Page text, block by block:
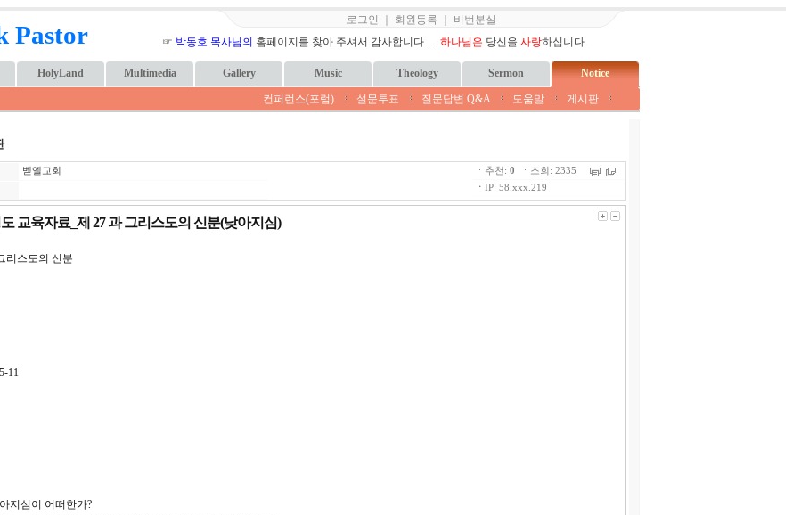
Pastor
로그인 회원등록
비번분실
☞ 박동호 목사님의 홈페이지를 찾아 주셔서 감사합니다......하나님은 당신을 사랑하십니다.
HolyLand Multimedia Gallery Music Theology Sermon Notice
컨퍼런스(포럼) 설문투표 질문답변 Q&A 도움말 게시판
벧엘교회 ㆍ추천: 0 ㆍ조회: 2335
ㆍ IP: 58.xxx.219
교육자료_제 27 과 그리스도의 신분(낮아지심)
리스도의 신분
11
지심이 어떠한가?